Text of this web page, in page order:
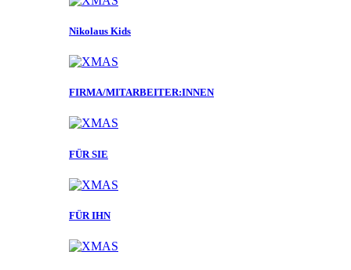
Nikolaus Kids
FIRMA/MITARBEITER:INNEN
FÜR SIE
FÜR IHN